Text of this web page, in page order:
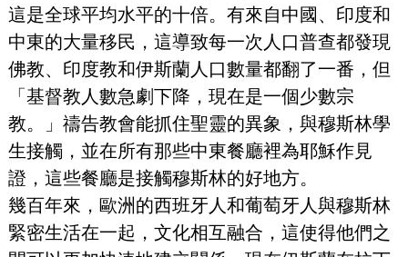
這是全球平均水平的十倍。有來自中國、印度和
中東的大量移民，這導致每一次人口普查都發現
佛教、印度教和伊斯蘭人口數量都翻了一番，但
「基督教人數急劇下降，現在是一個少數宗
教。」禱告教會能抓住聖靈的異象，與穆斯林學
生接觸，並在所有那些中東餐廳裡為耶穌作見
證，這些餐廳是接觸穆斯林的好地方。
幾百年來，歐洲的西班牙人和葡萄牙人與穆斯林
緊密生活在一起，文化相互融合，這使得他們之